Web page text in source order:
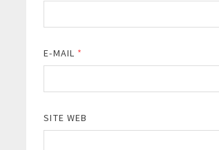
E-MAIL *
SITE WEB